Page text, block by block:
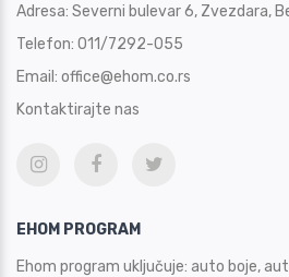
Adresa: Severni bulevar 6, Zvezdara,
Telefon: 011/7292-055
Email: office@ehom.co.rs
Kontaktirajte nas
EHOM PROGRAM
Ehom program uključuje: auto boje,